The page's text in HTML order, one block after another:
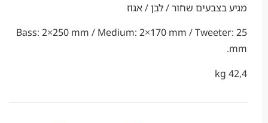
שחור / לבן / אגוז
Bass: 2×250 mm / Medium: 2×170 mm /